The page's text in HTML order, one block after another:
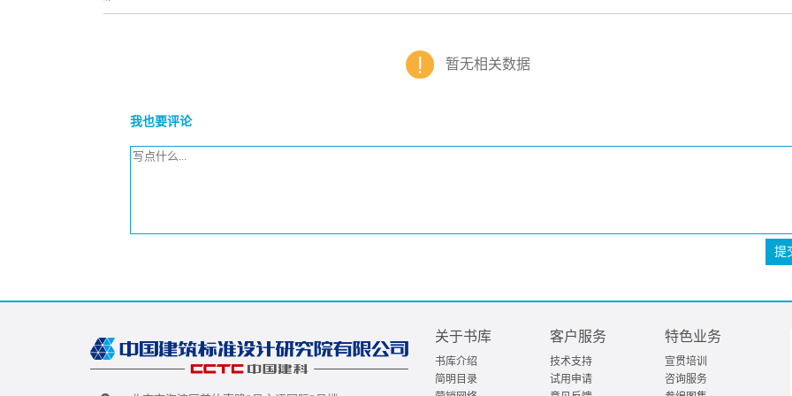
暂无相关数据
我也要评论
提
关于书库
书库介绍
简明目录
客户服务
技术支持
试用申请
特色业务
宣贯培训
咨询服务